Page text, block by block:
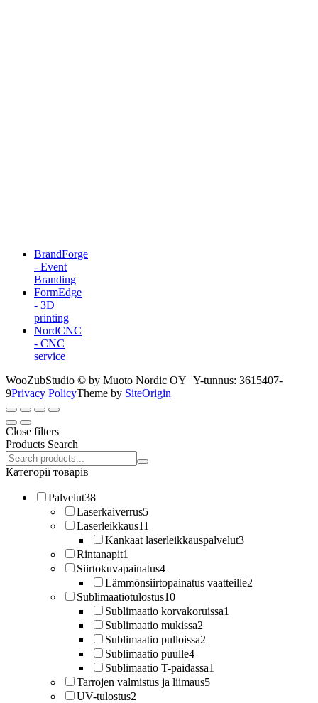
BrandForge
- Event
Branding
FormEdge
- 3D
printing
NordCNC
- CNC
service
WooZubStudio © by Muoto Nordic OY | Y-tunnus: 3615407-
9Privacy PolicyTheme by SiteOrigin
Close filters
Products Search
Search
products:
Категорії товарів
Palvelut38
Laserkaiverrus5
Laserleikkaus11
Kankaat laserleikkauspalvelut3
Rintanapit1
Siirtokuvapainatus4
Lämmönsiirtopainatus vaatteille2
Sublimaatiotulostus10
Sublimaatio korvakoruissa1
Sublimaatio mukissa2
Sublimaatio pulloissa2
Sublimaatio puulle4
Sublimaatio T-paidassa1
Tarrojen valmistus ja liimaus5
UV-tulostus2